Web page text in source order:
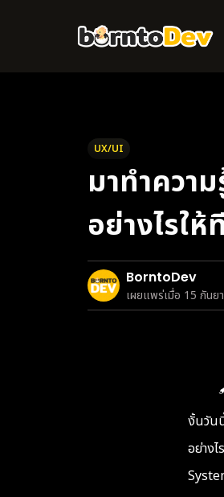
UX/UI
มาทำควา
อย่างไรใ
BorntoDev
เผยแพร่เมื่อ 15 กันย
งั้นวัน
อย่างไ